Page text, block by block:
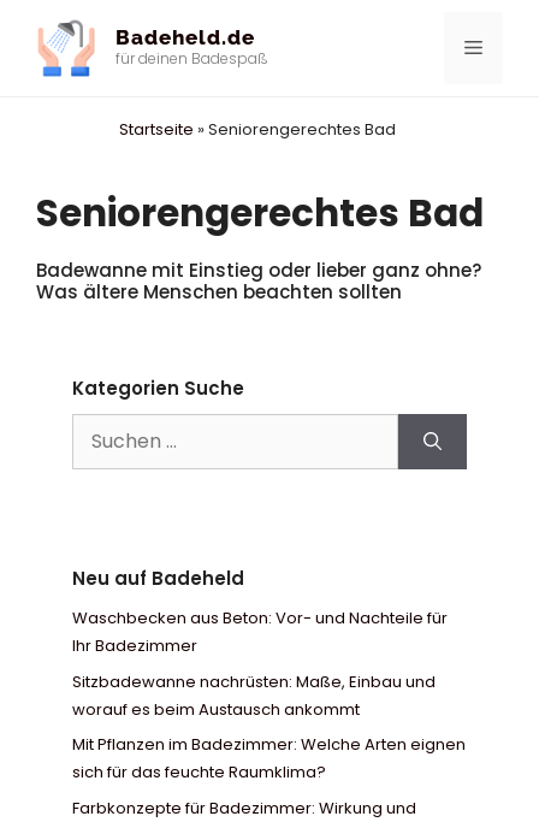
Inhalt
springen
Badeheld.de
für deinen Badespaß Menü
Startseite »Seniorengerechtes Bad
Seniorengerechtes Bad
Badewanne mit Einstieg oder lieber ganz ohne?
Was ältere Menschen beachten sollten
Kategorien Suche
nach:
Neu auf Badeheld
Waschbecken aus Beton: Vor- und Nachteile für
Ihr Badezimmer
Sitzbadewanne nachrüsten: Maße, Einbau und
worauf es beim Austausch ankommt
Mit Pflanzen im Badezimmer: Welche Arten eignen
sich für das feuchte Raumklima?
Farbkonzepte für Badezimmer: Wirkung und